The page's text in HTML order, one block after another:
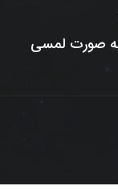
به صورت لمسی